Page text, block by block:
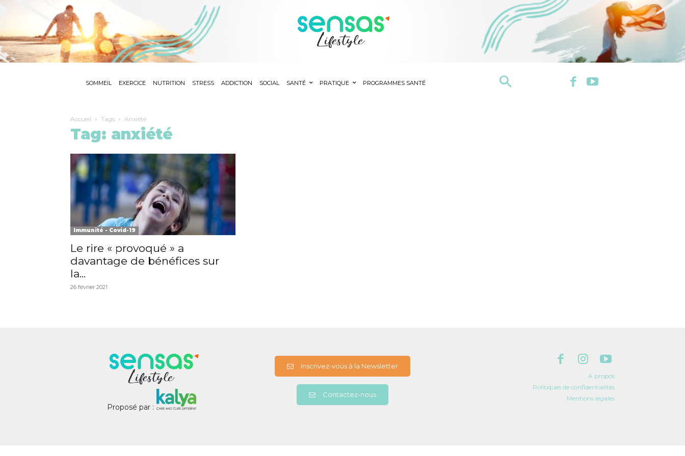
SOMMEIL EXERCICE NUTRITION STRESS ADDICTION SOCIAL SANTÉ PRATIQUE PROGRAMMES SANTÉ
Accueil Tags Anxiété
Tag: anxiété
Immunité - Covid-19
Le rire « provoqué » a
davantage de bénéfices sur
la...
26 février 2021
Proposé par :
Inscrivez-vous à la Newsletter
Contactez-nous
A propos
Politiques de confidentialités
Mentions légales